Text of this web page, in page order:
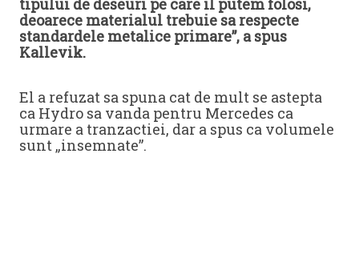
tipului de deseuri pe care il putem folosi,
deoarece materialul trebuie sa respecte
standardele metalice primare”, a spus
Kallevik.
El a refuzat sa spuna cat de mult se astepta
ca Hydro sa vanda pentru Mercedes ca
urmare a tranzactiei, dar a spus ca volumele
sunt „insemnate”.